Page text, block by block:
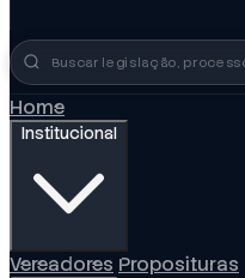
Busca no portal
Home
Institucional
Vereadores Proposituras